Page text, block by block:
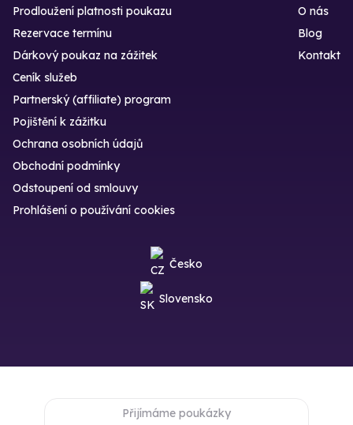
Prodloužení platnosti poukazu
Rezervace termínu
Dárkový poukaz na zážitek
O nás
Blog
Kontakt
Ceník služeb
Partnerský (affiliate) program
Pojištění k zážitku
Ochrana osobních údajů
Obchodní podmínky
Odstoupení od smlouvy
Prohlášení o používání cookies
Česko
Slovensko
Přijímáme poukázky